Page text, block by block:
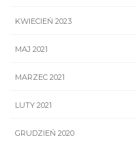
KWIECIEŃ 2023
MAJ 2021
MARZEC 2021
LUTY 2021
GRUDZIEŃ 2020